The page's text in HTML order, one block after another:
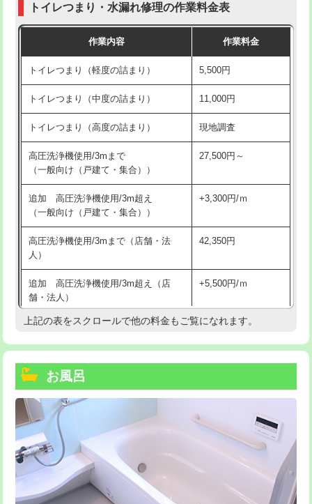
トイレつまり・水漏れ修理の作業料金表
作業内容 作業料金
トイレつまり（軽度の詰まり） 5,500円
トイレつまり（中度の詰まり） 11,000円
トイレつまり（高度の詰まり） 現地調査
高圧洗浄機使用/3mまで
（一般向け（戸建て・集合））
27,500円～
追加 高圧洗浄機使用/3m超え
（一般向け（戸建て・集合））
+3,300円/ｍ
高圧洗浄機使用/3mまで（店舗・法
人）
42,350円
追加 高圧洗浄機使用/3m超え（店
舗・法人）
+5,500円/ｍ
高度高圧洗浄換 現地調査
トーラー機使用/3mまで
追加トーラー機使用/3m超え
カメラ調査 33,000円
桝清掃 8,800円
止水・漏水調査・防水処理・清掃・修
上記の表をスクロールで他の料金もご覧になれます。
お風呂